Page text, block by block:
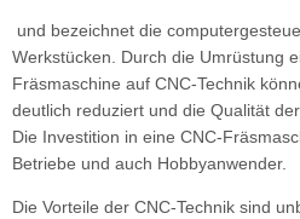
und bezeichnet die
Werkstücken. Durch die Umrüstung
Fräsmaschine auf CNC-Technik
deutlich reduziert und die Qualität
Die Investition in eine CNC-
Betriebe und auch Hobbyanwender.
Die Vorteile der CNC-Technik sind